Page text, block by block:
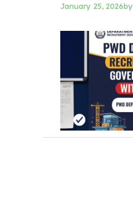
January 25, 2026by